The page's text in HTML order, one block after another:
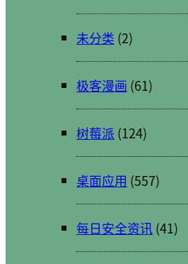
未分类 (2)
极客漫画 (61)
树莓派 (124)
桌面应用 (557)
每日安全资讯(41)